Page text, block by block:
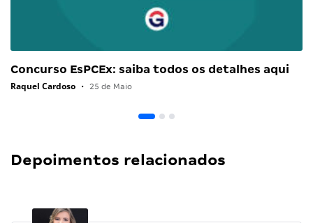
Concurso EsPCEx: saiba todos os detalhes aqui
Raquel Cardoso • 25 de Maio
Depoimentos relacionados